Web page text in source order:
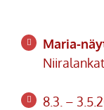
Maria-
8.3. – 3